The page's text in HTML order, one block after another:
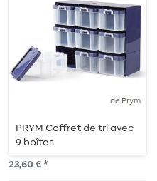
de Prym
PRYM Coffret de tri avec
9 boîtes
23,60 € *